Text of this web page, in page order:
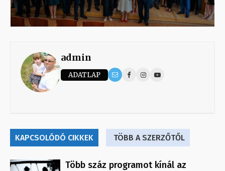
admin
ADATLAP
KAPCSOLÓDÓ CIKKEK TÖBB A SZERZŐTŐL
Több száz programot kínál az